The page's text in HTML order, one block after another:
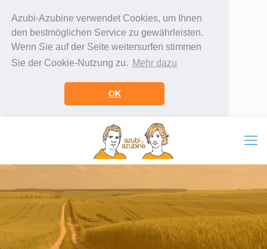
Azubi-Azubine verwendet Cookies, um Ihnen
den bestmöglichen Service zu gewährleisten.
Wenn Sie auf der Seite weitersurfen stimmen
Sie der Cookie-Nutzung zu. Mehr dazu
OK